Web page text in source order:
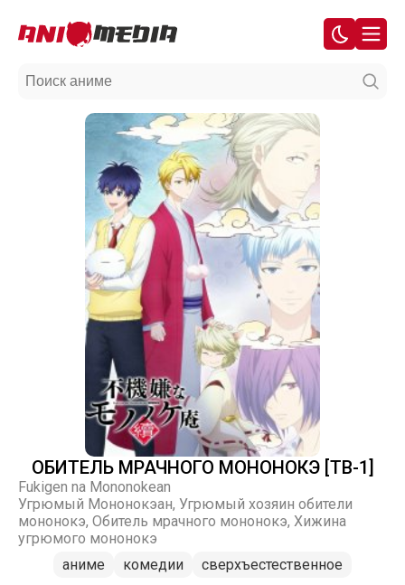
ОБИТЕЛЬ МРАЧНОГО МОНОНОКЭ [ТВ-1]
Fukigen na Mononokean
Угрюмый Мононокэан, Угрюмый хозяин обители
мононокэ, Обитель мрачного мононокэ, Хижина
угрюмого мононокэ
аниме
комедии сверхъестественное